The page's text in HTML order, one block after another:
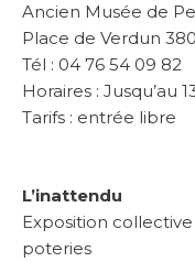
Ancien Musée de
Place de Verdun
Tél : 04 76 54 09 82
Horaires : Jusqu’au
Tarifs : entrée libre
L’inattendu
Exposition
poteries